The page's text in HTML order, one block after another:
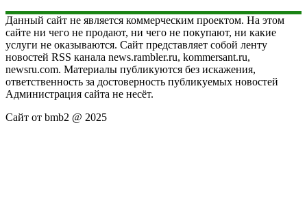
Данный сайт не является коммерческим проектом. На этом
сайте ни чего не продают, ни чего не покупают, ни какие
услуги не оказываются. Сайт представляет собой ленту
новостей RSS канала news.rambler.ru, kommersant.ru,
newsru.com. Материалы публикуются без искажения,
ответственность за достоверность публикуемых новостей
Администрация сайта не несёт.
Сайт от bmb2 @ 2025